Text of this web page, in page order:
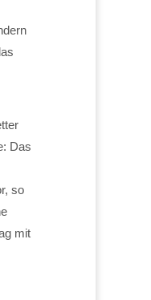
Das
so
mit